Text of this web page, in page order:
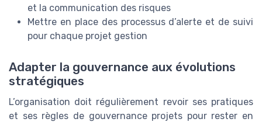
et la communication des risques
Mettre en place des processus d’alerte et de suivi
pour chaque projet gestion
Adapter la gouvernance aux évolutions
stratégiques
L’organisation doit régulièrement revoir ses pratiques
et ses règles de gouvernance projets pour rester en